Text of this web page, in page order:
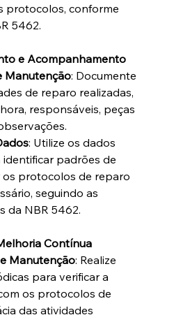
protocolos, conforme
5462.
e Acompanhamento
Manutenção: Documente
de reparo realizadas,
responsáveis, peças
: Utilize os dados
padrões de
os protocolos de reparo
seguindo as
da NBR 5462.
Contínua
Manutenção: Realize
para verificar a
os protocolos de
das atividades